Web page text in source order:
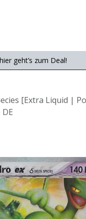
geht’s zum Deal!
[Extra Liquid |